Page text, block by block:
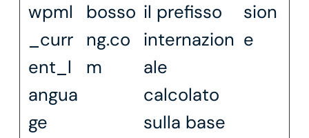
wpml
_curr
ent_l
angua
ge
bosso
ng.co
m
il prefisso
internazion
ale
calcolato
sulla base
sion
e